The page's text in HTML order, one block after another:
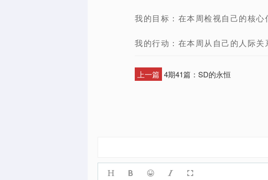
我的目标：在本周检视自己的核心
我的行动：在本周从自己的人际关
上一篇 4期41篇：SD的永恒